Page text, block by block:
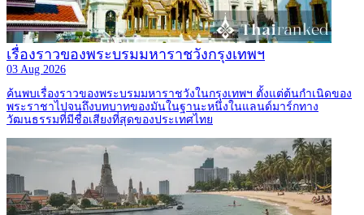
เรื่องราวของพระบรมมหาราชวังกรุงเทพฯ
03 Aug 2026
ค้นพบเรื่องราวของพระบรมมหาราชวังในกรุงเทพฯ ตั้งแต่ต้นกำเนิดของ
พระราชาไปจนถึงบทบาทของมันในฐานะหนึ่งในแลนด์มาร์กทาง
วัฒนธรรมที่มีชื่อเสียงที่สุดของประเทศไทย